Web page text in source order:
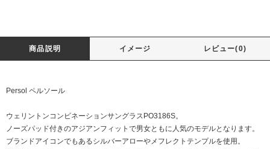
商品説明 イメージ レビュー(0)
Persol ペルソール
ウェリントンコンビネーションサングラスPO3186S。
ノーズパッド付きのアジアンフィットで男女ともに人気のモデルとなります。
ブランドアイコンでもあるシルバーアローやメフレクトテンプルを使用。